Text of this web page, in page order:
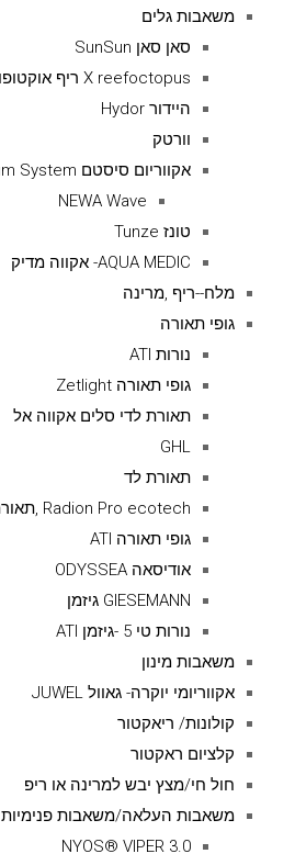
משאבות גלים
סאן סאן SunSun
X reefoctopus ריף אוקטופוס
היידור Hydor
וורטק
אקווריום סיסטם Aquarium System
NEWA Wave
טונז Tunze
AQUA MEDIC- אקווה מדיק
מלח--ריף ,מרינה
גופי תאורה
נורות ATI
גופי תאורה Zetlight
תאורת לדי סלים אקווה אל
GHL
תאורת לד
Radion Pro ecotech ,תאורת רדיון פרו
גופי תאורה ATI
אודיסאה ODYSSEA
GIESEMANN גיזמן
נורות טי 5 -גיזמן ATI
משאבות מינון
אקווריומי יוקרה- גאוול JUWEL
קולונות/ ריאקטור
קלציום ראקטור
חול חי/מצץ יבש למרינה או ריפ
משאבות העלאה/משאבות פנימיות
NYOS® VIPER 3.0